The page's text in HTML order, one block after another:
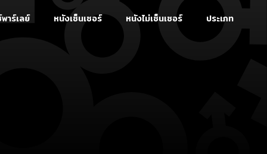
าร์เลย์ หนังเซ็นเซอร์ หนังไม่เซ็นเซอร์ ประเภท